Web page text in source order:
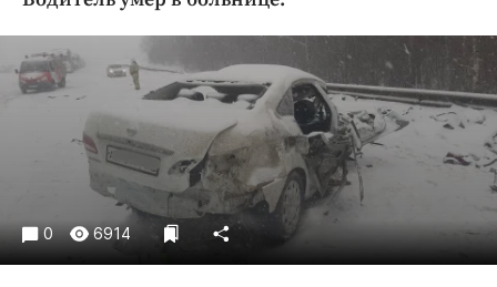
Криминал
Недвижимость и ЖКХ
Образование
Общество
Погода
Праздники
Происшествия
0 6914